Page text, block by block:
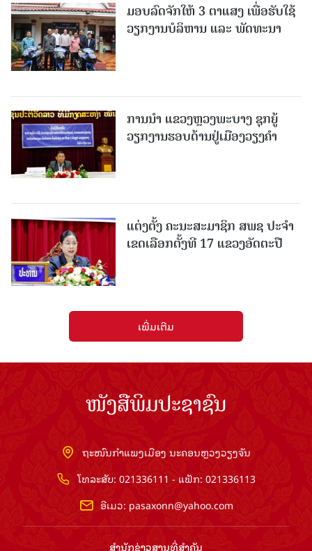
ມອບລົດຈັກໃຫ້ 3 ຕາແສງ ເພື່ອຮັບໃຊ້
ວຽກງານບໍລິຫານ ແລະ ພັດທະນາ
ການນຳ ແຂວງຫຼວງພະບາງ ຊຸກຍູ້
ວຽກງານຮອບດ້ານຢູ່ເມືອງວຽງຄໍາ
ແຕ່ງຕັ້ງ ຄະນະສະມາຊິກ ສພຊ ປະຈຳ
ເຂດເລືອກຕັ້ງທີ 17 ແຂວງອັດຕະປື
ເພີ່ມເຕີມ
ໜັງສືພິມປະຊາຊົນ
ຖະໜົນກຳແພງເມືອງ ນະຄອນຫຼວງວຽງຈັນ
ໂທລະສັບ: 021336111 - ແຟັກ: 021336113
ອີເມວ: pasaxonn@yahoo.com
ສຳ​ນັກ​ຂ່າວ​ສານ​ທີ່​ສຳ​ຄັນ​